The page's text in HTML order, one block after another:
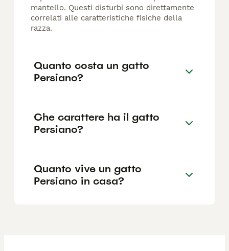
mantello. Questi disturbi sono direttamente
correlati alle caratteristiche fisiche della
razza.
Quanto costa un gatto
Persiano?
Che carattere ha il gatto
Persiano?
Quanto vive un gatto
Persiano in casa?